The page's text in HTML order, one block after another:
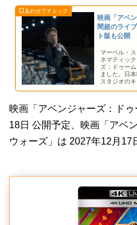
映画「アベ
間超のライ
ト版も公開
マーベル・
ネマティッ
ズ：ドゥー
ました。日
スタジオの
映画「アベンジャーズ：ド
18日 公開予定、映画「アベ
ウォーズ」は 2027年12月17